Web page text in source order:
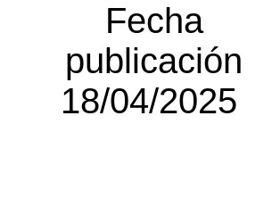
Fecha
publicación
18/04/2025